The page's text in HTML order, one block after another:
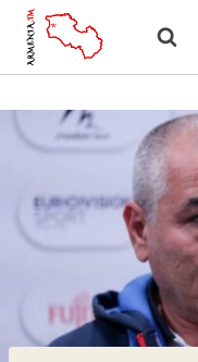
Перейти